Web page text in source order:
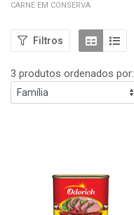
CARNE EM CONSERVA
Filtros
3 produtos ordenados por: